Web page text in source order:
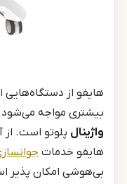
هایفو از دستگاه‌هایی
بیشتری مواجه می‌شود.
واژینال پلوتو است. از
هایفو خدمات
بی‌هوشی امکان پذیر